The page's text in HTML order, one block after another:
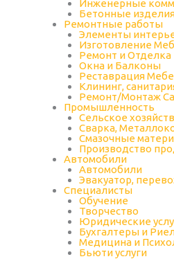
Инженерные
Бетонные
Ремонтные работы
Элементы
Изготовление
Ремонт и Отделка
Окна и Балконы
Реставрация
Клининг,
Ремонт/Монтаж
Промышленность
Cельское
Сварка,
Cмазочные
Производство
Автомобили
Автомобили
Эвакуатор,
Специалисты
Обучение
Творчество
Юридические
Бухгалтеры и
Медицина и
Бьюти услуги